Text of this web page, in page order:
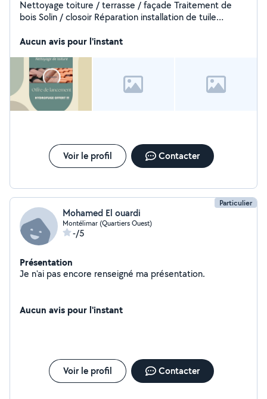
Nettoyage toiture / terrasse / façade Traitement de
bois Solin / closoir Réparation installation de tuile
Disponible dans la drome et département voisins
Aucun avis pour l'instant
Voir le profil Contacter
Particulier
Mohamed El ouardi
Montélimar (Quartiers Ouest)
-/5
Présentation
Je n'ai pas encore renseigné ma présentation.
Aucun avis pour l'instant
Voir le profil Contacter